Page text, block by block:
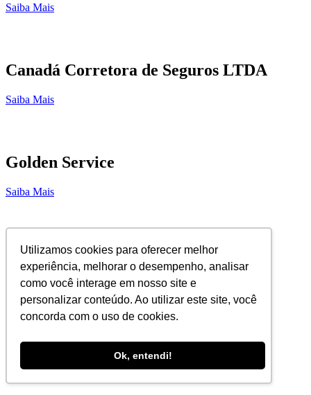
Utilizamos cookies para oferecer melhor
experiência, melhorar o desempenho, analisar
como você interage em nosso site e
personalizar conteúdo. Ao utilizar este site, você
concorda com o uso de cookies.
Ok, entendi!
Saiba Mais
Canadá Corretora de Seguros LTDA
Saiba Mais
Golden Service
Saiba Mais
Callmed Exames Complementares
Saiba Mais
T4S Techlonogy for Safety